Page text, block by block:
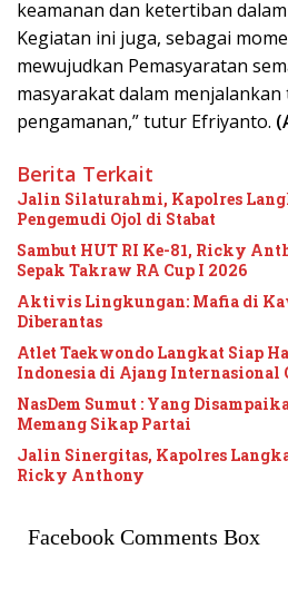
keamanan dan ketertiban
Kegiatan ini juga, sebagai
mewujudkan Pemasyaratan
masyarakat dalam
pengamanan,” tutur Efriyanto.
Berita Terkait
Jalin Silaturahmi, Kapolres
Pengemudi Ojol di Stabat
Sambut HUT RI Ke-81, Ricky
Sepak Takraw RA Cup I 2026
Aktivis Lingkungan: Mafia di
Diberantas
Atlet Taekwondo Langkat Siap
Indonesia di Ajang Internasional
NasDem Sumut : Yang
Memang Sikap Partai
Jalin Sinergitas, Kapolres
Ricky Anthony
Facebook Comments Box